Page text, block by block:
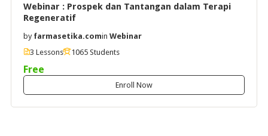
Webinar : Prospek dan Tantangan dalam Terapi
Regeneratif
by farmasetika.comin Webinar
3 Lessons
1065 Students
Free
Enroll Now